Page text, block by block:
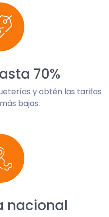
70%
y obtén las tarifas
bajas.
nacional